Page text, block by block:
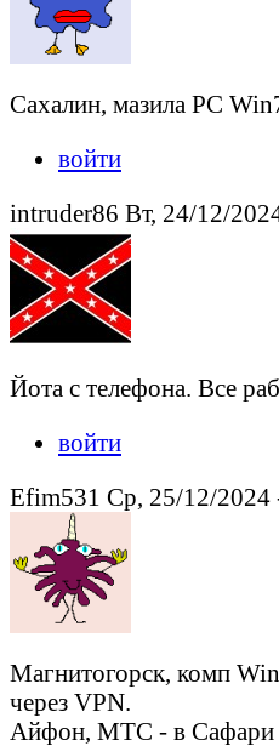
Сахалин, мазила РС
войти
intruder86 Вт, 24/12/
Йота с телефона. Все
войти
Efim531 Ср, 25/12/2024
Магнитогорск, комп
через VPN.
Айфон, МТС - в Сафари